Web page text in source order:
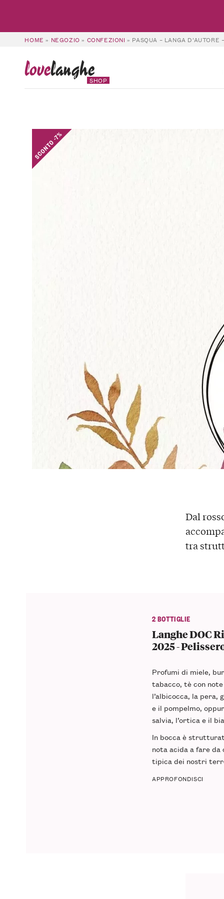
HOME » NEGOZIO » CONFEZIONI » PASQUA – LANGA D’AUTORE
lovelanghe
SHOP
SCONTO -7%
Dal
tra
2 BOTTIGLIE
Langhe DOC
2025 -
Profumi di miele,
tabacco, tè con
l’albicocca, la pera,
e il pompelmo,
salvia, l’ortica e il
In bocca è
nota acida a fare
tipica dei nostri
APPROFONDISCI